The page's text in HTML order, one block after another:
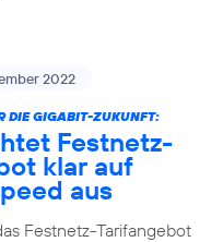
2022
DIE GIGABIT-ZUKUNFT:
Festnetz-
klar auf
aus
Festnetz-Tarifangebot